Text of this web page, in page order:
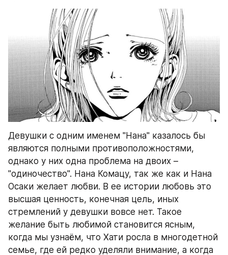
Девушки с одним именем "Нана" казалось бы
являются полными противоположностями,
однако у них одна проблема на двоих –
"одиночество". Нана Комацу, так же как и Нана
Осаки желает любви. В ее истории любовь это
высшая ценность, конечная цель, иных
стремлений у девушки вовсе нет. Такое
желание быть любимой становится ясным,
когда мы узнаём, что Хати росла в многодетной
семье, где ей редко уделяли внимание, а когда